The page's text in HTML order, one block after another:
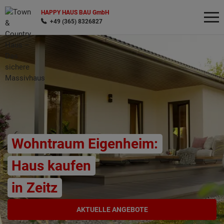
HAPPY HAUS BAU GmbH
+49 (365) 8326827
Wohntraum Eigenheim:
Haus kaufen
in Zeitz
AKTUELLE ANGEBOTE
Wonach möchten Sie suchen?